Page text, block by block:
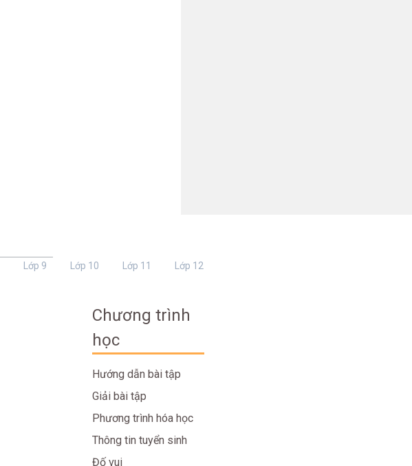
Lớp 9 Lớp 10 Lớp 11 Lớp 12
Chương trình
học
Hướng dẫn bài tập
Giải bài tập
Phương trình hóa học
Thông tin tuyển sinh
Đố vui